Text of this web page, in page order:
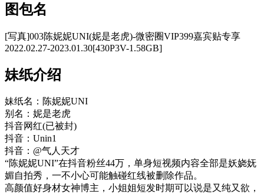
图包名
[写真]003陈妮妮UNI(妮是老虎)-微密圈VIP399嘉宾贴专享
2022.02.27-2023.01.30[430P3V-1.58GB]
妹纸介绍
妹纸名：陈妮妮UNI
别名：妮是老虎
抖音网红(已被封)
抖音：Unin1
抖音：@气人天才
“陈妮妮UNI”在抖音粉丝44万，单身短视频内容全部是妖娆妩
媚自拍秀，一不小心可能触碰红线被删除作品。
高颜值好身材女神博主，小姐姐短发时期可以说是又纯又欲，